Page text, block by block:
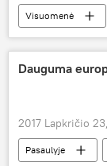
Visuomenė
Europos
Dauguma
2017 Lapkričio
Pasaulyje